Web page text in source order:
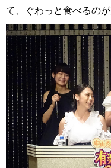
て、ぐわっと食べるの